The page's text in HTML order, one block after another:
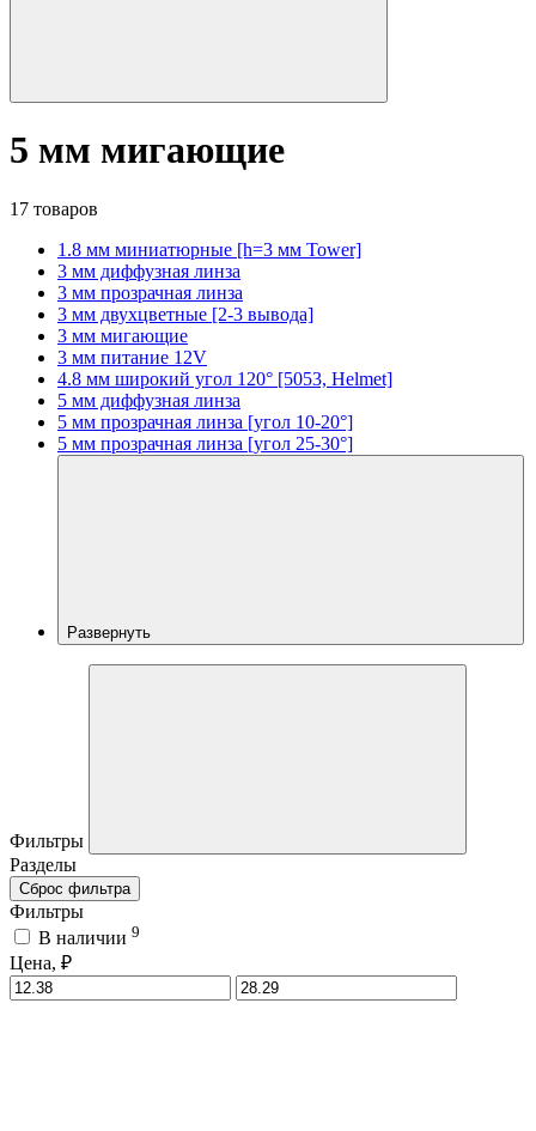
5 мм мигающие
17 товаров
1.8 мм миниатюрные [h=3 мм Tower]
3 мм диффузная линза
3 мм прозрачная линза
3 мм двухцветные [2-3 вывода]
3 мм мигающие
3 мм питание 12V
4.8 мм широкий угол 120° [5053, Helmet]
5 мм диффузная линза
5 мм прозрачная линза [угол 10-20°]
5 мм прозрачная линза [угол 25-30°]
Развернуть
Фильтры
Разделы
Сброс фильтра
Фильтры
В наличии 9
Цена, ₽